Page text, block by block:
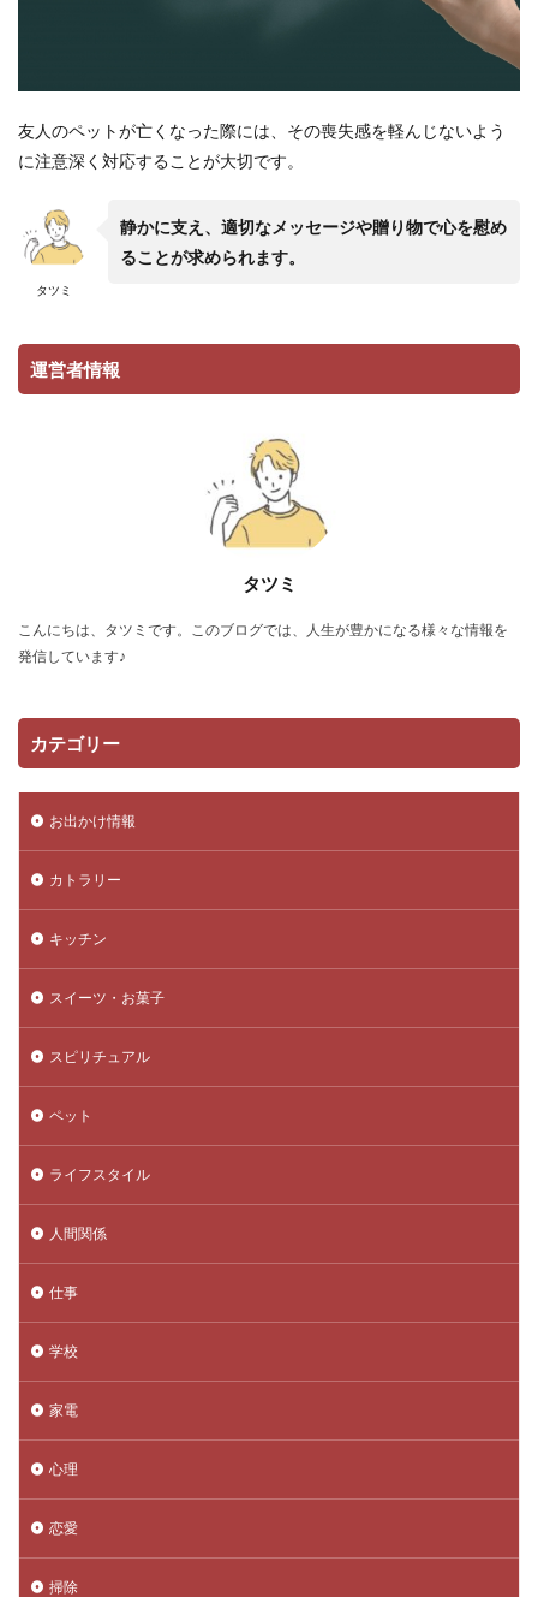
友人のペットが亡くなった際には、その喪失感を軽んじないよう
に注意深く対応することが大切です。
タツミ
静かに支え、適切なメッセージや贈り物で心を慰め
ることが求められます。
運営者情報
タツミ
こんにちは、タツミです。このブログでは、人生が豊かになる様々な情報を
発信しています♪
カテゴリー
お出かけ情報
カトラリー
キッチン
スイーツ・お菓子
スピリチュアル
ペット
ライフスタイル
人間関係
仕事
学校
家電
心理
恋愛
掃除